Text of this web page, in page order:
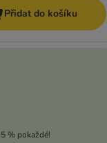
Přidat do košíku
% pokaždé!